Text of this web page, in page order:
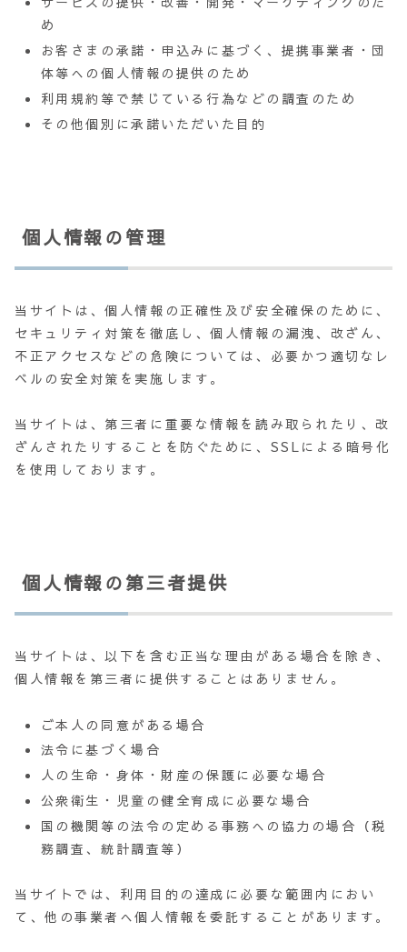
め
お客さまの承諾・申込みに基づく、提携事業者・団
体等への個人情報の提供のため
利用規約等で禁じている行為などの調査のため
その他個別に承諾いただいた目的
個人情報の管理
当サイトは、個人情報の正確性及び安全確保のために、
セキュリティ対策を徹底し、個人情報の漏洩、改ざん、
不正アクセスなどの危険については、必要かつ適切なレ
ベルの安全対策を実施します。
当サイトは、第三者に重要な情報を読み取られたり、改
ざんされたりすることを防ぐために、SSLによる暗号化
を使用しております。
個人情報の第三者提供
当サイトは、以下を含む正当な理由がある場合を除き、
個人情報を第三者に提供することはありません。
ご本人の同意がある場合
法令に基づく場合
人の生命・身体・財産の保護に必要な場合
公衆衛生・児童の健全育成に必要な場合
国の機関等の法令の定める事務への協力の場合（税
務調査、統計調査等）
当サイトでは、利用目的の達成に必要な範囲内におい
て、他の事業者へ個人情報を委託することがあります。